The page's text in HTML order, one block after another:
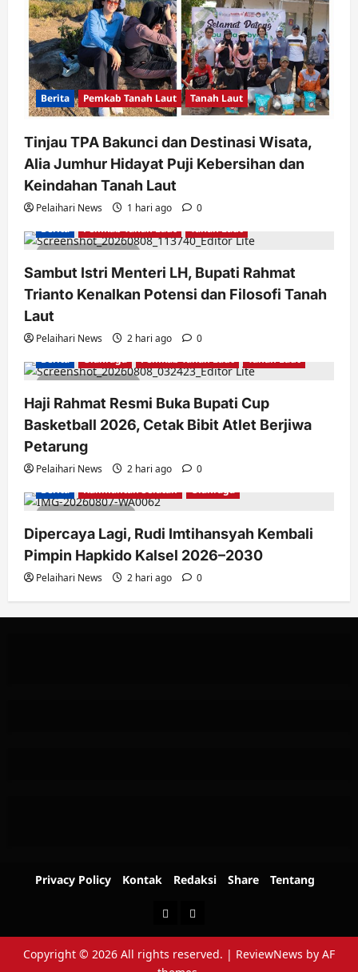
Berita Pemkab Tanah Laut Tanah Laut
Tinjau TPA Bakunci dan Destinasi Wisata,
Alia Jumhur Hidayat Puji Kebersihan dan
Keindahan Tanah Laut
Pelaihari News 1 hari ago 0
2 minutes read
Berita Pemkab Tanah Laut Tanah Laut
Sambut Istri Menteri LH, Bupati Rahmat
Trianto Kenalkan Potensi dan Filosofi Tanah
Laut
Pelaihari News 2 hari ago 0
2 minutes read
Berita Olahraga Pemkab Tanah Laut Tanah Laut
Haji Rahmat Resmi Buka Bupati Cup
Basketball 2026, Cetak Bibit Atlet Berjiwa
Petarung
Pelaihari News 2 hari ago 0
1 minute read
Berita Kalimantan Selatan Olahraga
Dipercaya Lagi, Rudi Imtihansyah Kembali
Pimpin Hapkido Kalsel 2026–2030
Pelaihari News 2 hari ago 0
Privacy Policy Kontak Redaksi Share Tentang
Berita Advertorial
Copyright © 2026 All rights reserved. | ReviewNews by AF